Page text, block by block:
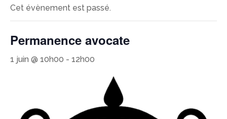
Cet évènement est passé.
Permanence avocate
1 juin @ 10h00 - 12h00